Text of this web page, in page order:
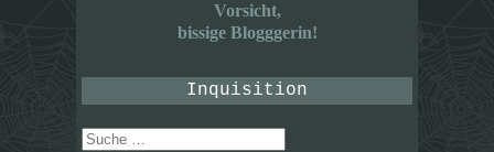
Vorsicht,
bissige Blogggerin!
Inquisition
Suche